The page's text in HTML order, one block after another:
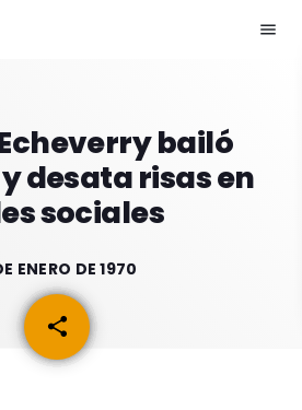
menu
bailó
desata risas en
sociales
ENERO DE 1970
share
email